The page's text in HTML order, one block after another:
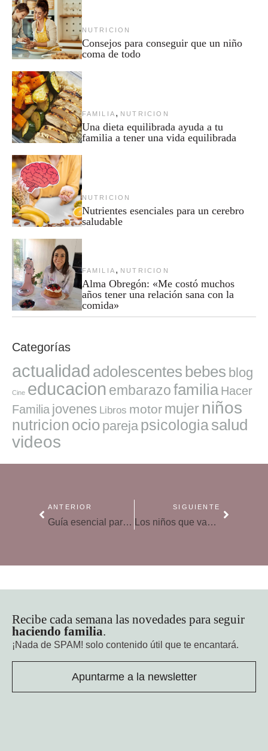
NUTRICION
Consejos para conseguir que un niño
coma de todo
FAMILIA , NUTRICION
Una dieta equilibrada ayuda a tu
familia a tener una vida equilibrada
NUTRICION
Nutrientes esenciales para un cerebro
saludable
FAMILIA , NUTRICION
Alma Obregón: «Me costó muchos
años tener una relación sana con la
comida»
Categorías
actualidad adolescentes bebes blog
Cine educacion embarazofamilia Hacer
Familia jovenes Libros motor mujer niños
nutricion ocio pareja psicologiasalud
videos
ANTERIOR
Guía esencial para la gripe
SIGUIENTE
Los niños que van a la guardería tienen más probabilidades de tener sobrepeso, según un estudio
Recibe cada semana las novedades para seguir
haciendo familia.
¡Nada de SPAM! solo contenido útil que te encantará.
Apuntarme a la newsletter